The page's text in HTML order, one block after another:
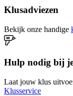
Klusadviezen
Bekijk onze handige
Hulp nodig bij
Laat jouw klus
Klusservice